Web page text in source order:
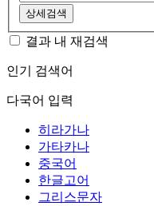
상세검색
결과 내 재검색
인기 검색어
다국어 입력
히라가나
가타카나
중국어
한글고어
그리스문자